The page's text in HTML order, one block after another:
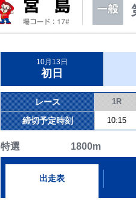
10月13日
初日
レース 1R
締切予定時刻 10:15
特選 1800m
出走表